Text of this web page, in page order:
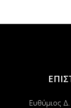
Ευθύμιος Δ.